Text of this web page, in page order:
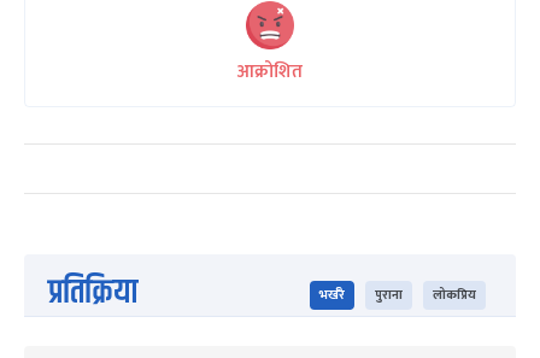
आक्रोशित
प्रतिक्रिया भर्खरै पुराना लोकप्रिय